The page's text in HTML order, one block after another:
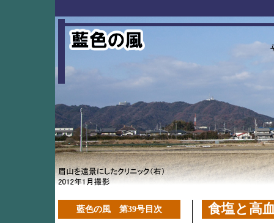
藍色の風 第39号目次
食塩と高